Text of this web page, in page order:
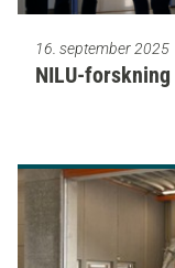
16. september 2025
NILU-